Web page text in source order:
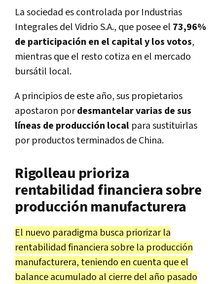
La sociedad es controlada por Industrias
Integrales del Vidrio S.A., que posee el 73,96%
de participación en el capital y los votos,
mientras que el resto cotiza en el mercado
bursátil local.
A principios de este año, sus propietarios
apostaron pordesmantelar varias de sus
líneas de producción local para sustituirlas
por productos terminados de China.
Rigolleau prioriza
rentabilidad financiera sobre
producción manufacturera
El nuevo paradigma busca priorizar la
rentabilidad financiera sobre la producción
manufacturera, teniendo en cuenta que el
balance acumulado al cierre del año pasado